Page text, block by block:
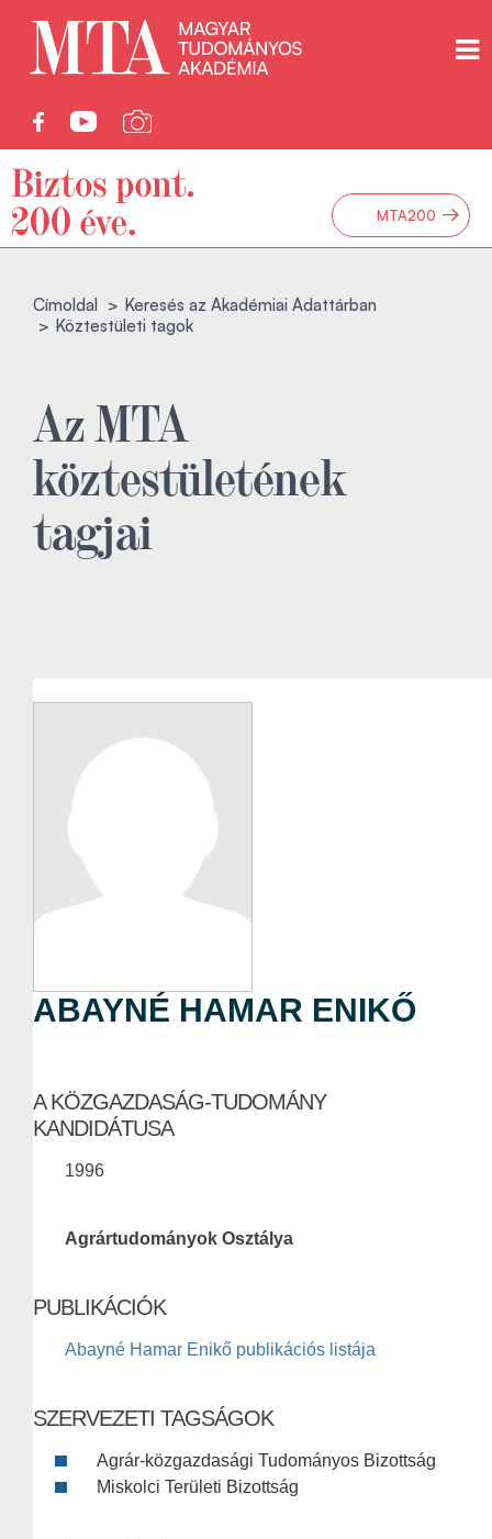
MTA200 →
Címoldal
Keresés az Akadémiai Adattárban
Köztestületi tagok
Az MTA
köztestületének
tagjai
ABAYNÉ HAMAR ENIKŐ
A KÖZGAZDASÁG-TUDOMÁNY
KANDIDÁTUSA
1996
Agrártudományok Osztálya
PUBLIKÁCIÓK
Abayné Hamar Enikő publikációs listája
SZERVEZETI TAGSÁGOK
Agrár-közgazdasági Tudományos Bizottság
Miskolci Területi Bizottság